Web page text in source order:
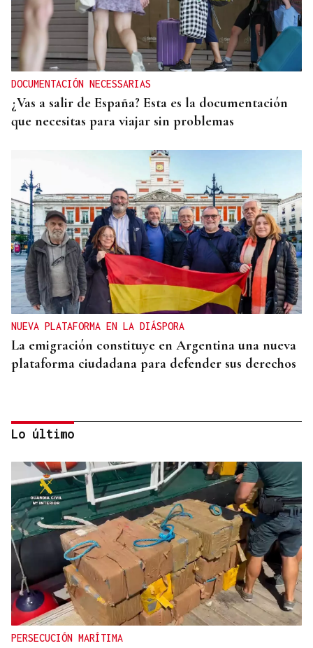
DOCUMENTACIÓN NECESSARIAS
¿Vas a salir de España? Esta es la documentación
que necesitas para viajar sin problemas
NUEVA PLATAFORMA EN LA DIÁSPORA
La emigración constituye en Argentina una nueva
plataforma ciudadana para defender sus derechos
GIRA
El Ballet Folklórico Tupa Marka en gira en España
y Francia
Lo último
PERSECUCIÓN MARÍTIMA